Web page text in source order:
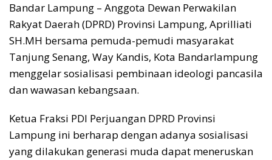
Bandar Lampung – Anggota Dewan Perwakilan
Rakyat Daerah (DPRD) Provinsi Lampung, Aprilliati
SH.MH bersama pemuda-pemudi masyarakat
Tanjung Senang, Way Kandis, Kota Bandarlampung
menggelar sosialisasi pembinaan ideologi pancasila
dan wawasan kebangsaan.
Ketua Fraksi PDI Perjuangan DPRD Provinsi
Lampung ini berharap dengan adanya sosialisasi
yang dilakukan generasi muda dapat meneruskan